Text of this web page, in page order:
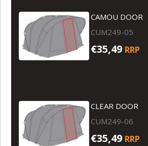
CAMOU DOOR
CUM249-05
€35,49 RRP
CLEAR DOOR
CUM249-06
€35,49 RRP